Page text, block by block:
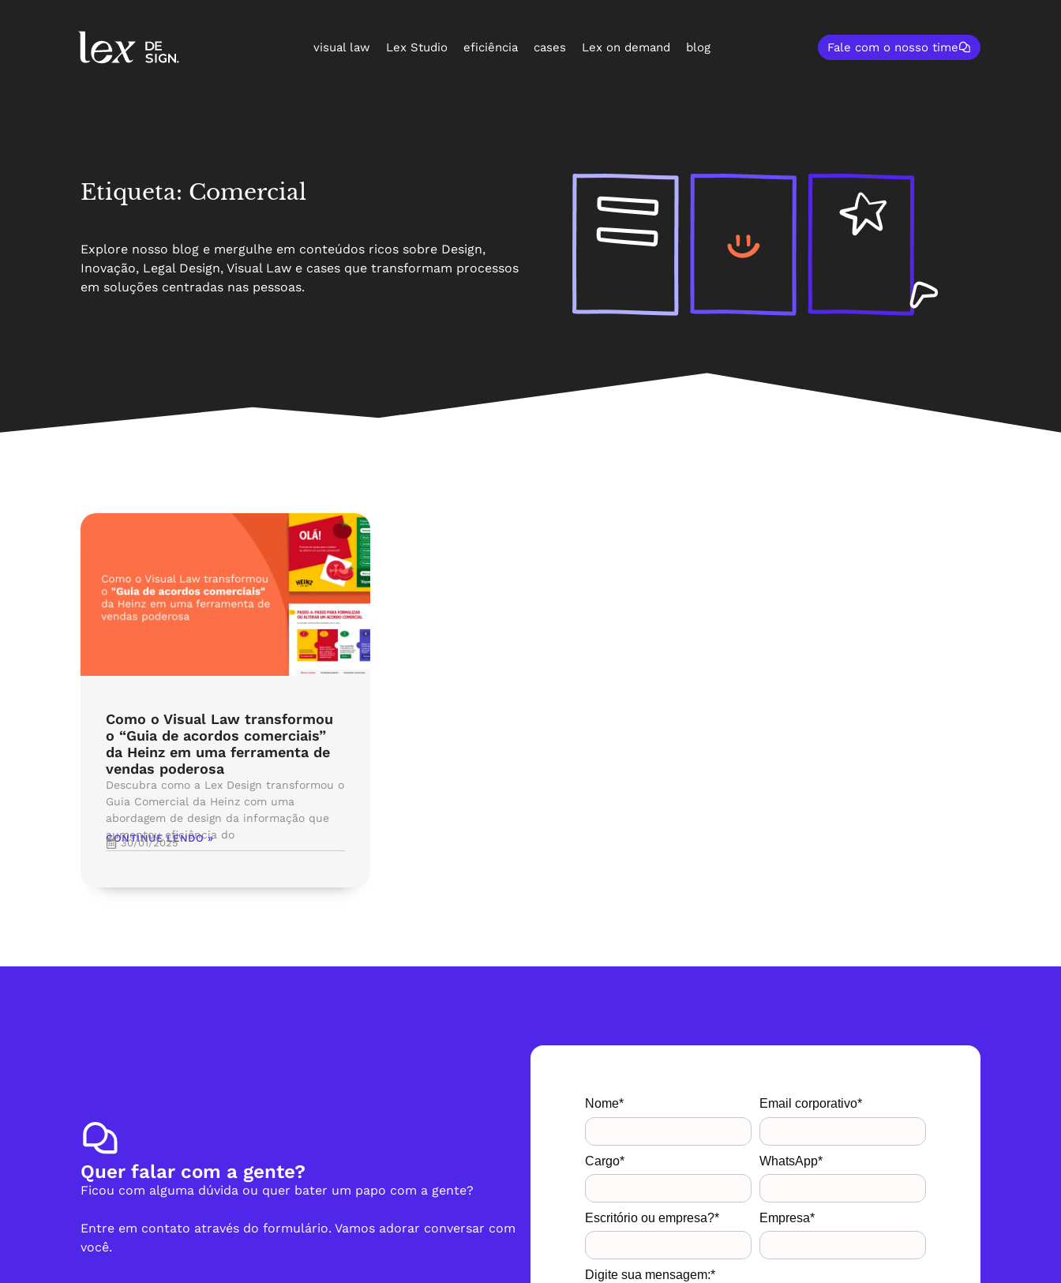
visual law Lex Studio eficiência cases Lex on demand blog Fale com o nosso time
Etiqueta: Comercial
Explore nosso blog e mergulhe em conteúdos ricos sobre Design,
Inovação, Legal Design, Visual Law e cases que transformam processos
em soluções centradas nas pessoas.
Como o Visual Law transformou
o “Guia de acordos comerciais”
da Heinz em uma ferramenta de
vendas poderosa
Descubra como a Lex Design transformou o
Guia Comercial da Heinz com uma
abordagem de design da informação que
aumentou eficiência do
CONTINUE LENDO »
30/01/2025
Quer falar com a gente?
Ficou com alguma dúvida ou quer bater um papo com a gente?
Entre em contato através do formulário. Vamos adorar conversar com
você.
Nome* Email corporativo*
Cargo* WhatsApp*
Escritório ou empresa?* Empresa*
Digite sua mensagem:*